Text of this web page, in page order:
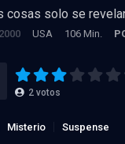
cosas solo se
USA 106 Min.
2 votos
Misterio Suspense